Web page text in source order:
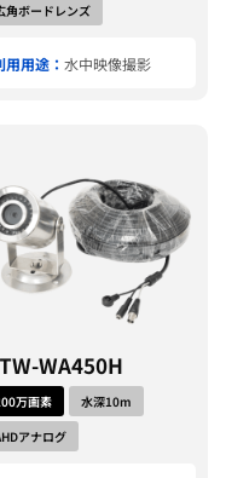
角ボードレンズ
用用途： 水中映像撮影
WA450H
万画素
水深10m
アナログ